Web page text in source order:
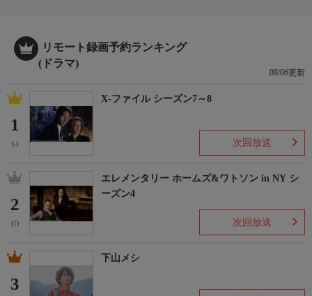
リモート録画予約ランキング
(ドラマ)
08/06更新
1
(-)
X-ファイル シーズン7～8
次回放送
2
(1)
エレメンタリー ホームズ&ワトソン in NY シ
ーズン4
次回放送
3
下山メシ